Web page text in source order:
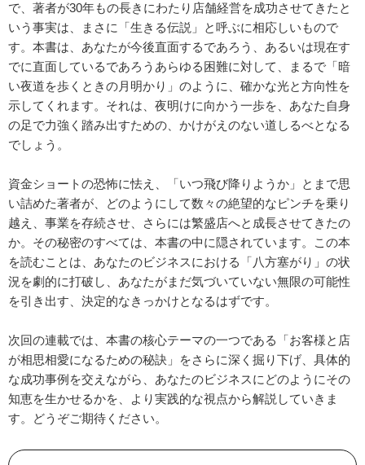
で、著者が30年もの長きにわたり店舗経営を成功させてきたと
いう事実は、まさに「生きる伝説」と呼ぶに相応しいもので
す。本書は、あなたが今後直面するであろう、あるいは現在す
でに直面しているであろうあらゆる困難に対して、まるで「暗
い夜道を歩くときの月明かり」のように、確かな光と方向性を
示してくれます。それは、夜明けに向かう一歩を、あなた自身
の足で力強く踏み出すための、かけがえのない道しるべとなる
でしょう。
資金ショートの恐怖に怯え、「いつ飛び降りようか」とまで思
い詰めた著者が、どのようにして数々の絶望的なピンチを乗り
越え、事業を存続させ、さらには繁盛店へと成長させてきたの
か。その秘密のすべては、本書の中に隠されています。この本
を読むことは、あなたのビジネスにおける「八方塞がり」の状
況を劇的に打破し、あなたがまだ気づいていない無限の可能性
を引き出す、決定的なきっかけとなるはずです。
次回の連載では、本書の核心テーマの一つである「お客様と店
が相思相愛になるための秘訣」をさらに深く掘り下げ、具体的
な成功事例を交えながら、あなたのビジネスにどのようにその
知恵を生かせるかを、より実践的な視点から解説していきま
す。どうぞご期待ください。